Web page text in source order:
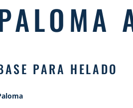
PARA HELADO